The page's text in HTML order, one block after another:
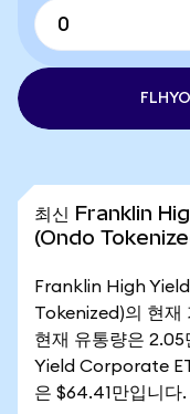
최신 Franklin
(Ondo
Franklin High
Tokenized)의 현재
현재 유통량은
Yield Corporate
은 $64.41만입니다.